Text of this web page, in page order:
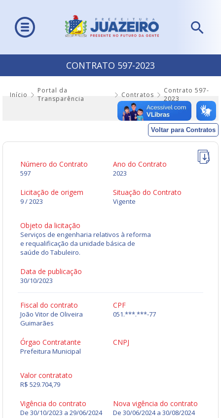
CONTRATO 597-2023
Início
Portal da
Transparência
Contratos
Contrato 597-
2023
Voltar para Contratos
Número do Contrato
597
Ano do Contrato
2023
Licitação de origem
9 / 2023
Situação do Contrato
Vigente
Objeto da licitação
Serviços de engenharia relativos à reforma
e requalificação da unidade básica de
saúde do Tabuleiro.
Data de publicação
30/10/2023
Fiscal do contrato
João Vitor de Oliveira
Guimarães
CPF
051.***.***-77
Órgao Contratante
Prefeitura Municipal
CNPJ
Valor contratato
R$ 529.704,79
Vigência do contrato
De 30/10/2023 a 29/06/2024
Nova vigência do contrato
De 30/06/2024a 30/08/2024